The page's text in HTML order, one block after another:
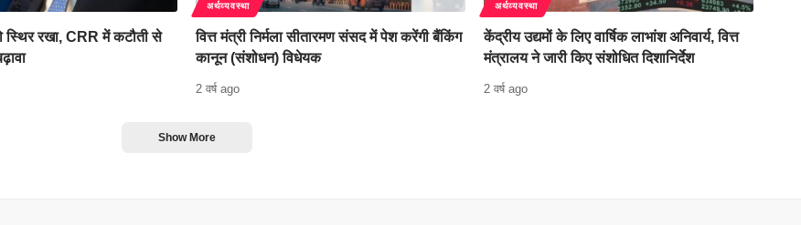
स्थिर रखा, CRR में कटौती से
अर्थव्यवस्था
वित्त मंत्री निर्मला सीतारमण संसद में पेश करेंगी बैंकिंग
कानून (संशोधन) विधेयक
2 वर्ष ago
अर्थव्यवस्था
केंद्रीय उद्यमों के लिए वार्षिक लाभांश अनिवार्य, वित्त
मंत्रालय ने जारी किए संशोधित दिशानिर्देश
2 वर्ष ago
Show More